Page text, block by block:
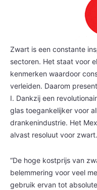
Zwart is een constante
sectoren. Het staat voor
kenmerken waardoor
verleiden. Daarom
I. Dankzij een
glas toegankelijker voor
drankenindustrie. Het
alvast resoluut voor zwart.
“De hoge kostprijs van
belemmering voor veel
gebruik ervan tot